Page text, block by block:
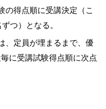
の得点順に受講決定（こ
つ）となる。
、定員が埋まるまで、優
に受講試験得点順に次点